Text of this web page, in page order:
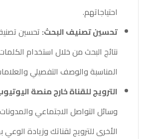
احتياجاتهم.
تحسين تصنيف البحث: تحسين
نتائج البحث من خلال استخدام
المناسبة والوصف التفصيلي
الترويج للقناة خارج منصة
وسائل التواصل الاجتماعي
الأخرى للترويج لقناتك وزيادة الوعي